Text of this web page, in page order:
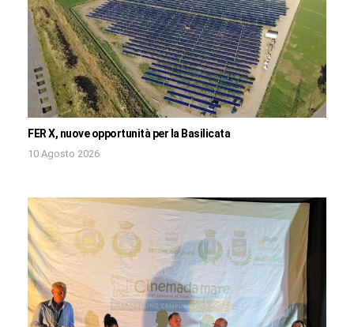
FER X, nuove opportunità per la Basilicata
10 Agosto 2026